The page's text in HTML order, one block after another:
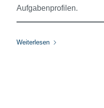
Aufgabenprofilen.
Weiterlesen